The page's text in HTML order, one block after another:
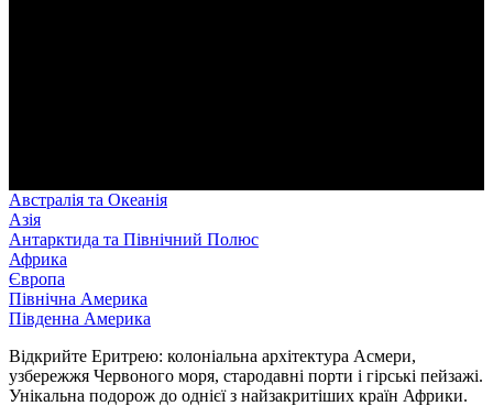
Австралія та Океанія
Азія
Антарктида та Північний Полюс
Африка
Європа
Північна Америка
Південна Америка
Відкрийте Еритрею: колоніальна архітектура Асмери,
узбережжя Червоного моря, стародавні порти і гірські пейзажі.
Унікальна подорож до однієї з найзакритіших країн Африки.